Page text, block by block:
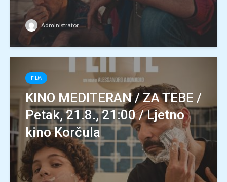
Administrator
FILM
KINO MEDITERAN / ZA TEBE /
Petak, 21.8., 21:00 / Ljetno
kino Korčula